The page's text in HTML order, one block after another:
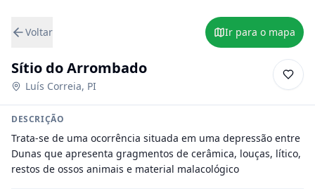
Voltar Ir para o mapa
Sítio do Arrombado
Luís Correia, PI
DESCRIÇÃO
Trata-se de uma ocorrência situada em uma depressão entre
Dunas que apresenta gragmentos de cerâmica, louças, lítico,
restos de ossos animais e material malacológico